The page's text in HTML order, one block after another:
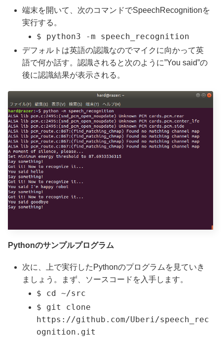
端末を開いて、次のコマンドでSpeechRecognitionを
実行する。
$ python3 -m speech_recognition
デフォルトは英語の認識なのでマイクに向かって英
語で何か話す。認識されると次のように”You said”の
後に認識結果が表示される。
Pythonのサンプルプログラム
次に、上で実行したPythonのプログラムを見ていき
ましょう。まず、ソースコードを入手します。
$ cd ~/src
$ git clone
https://github.com/Uberi/speech_rec
ognition.git